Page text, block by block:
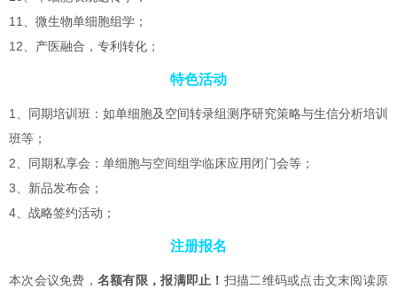
11、微生物单细胞组学；
12、产医融合，专利转化；
特色活动
1、同期培训班：如单细胞及空间转录组测序研究策略与生信分析培训
班等；
2、同期私享会：单细胞与空间组学临床应用闭门会等；
3、新品发布会；
4、战略签约活动；
注册报名
本次会议免费， 名额有限，报满即止！ 扫描二维码或点击文末阅读原